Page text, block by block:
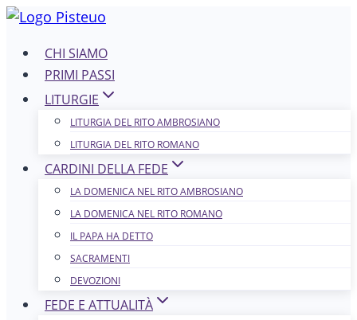
Salta
contenutoCHI SIAMO
PRIMI PASSI
LITURGIE
LITURGIA DEL RITO AMBROSIANO
LITURGIA DEL RITO ROMANO
CARDINI DELLA FEDE
LA DOMENICA NEL R​​​​​​ITO AMBROSIANO
LA DOMENICA NEL RITO ROMANO
IL PAPA HA DETTO
SACRAMENTI
DEVOZIONI
FEDE E ATTUALITÀ